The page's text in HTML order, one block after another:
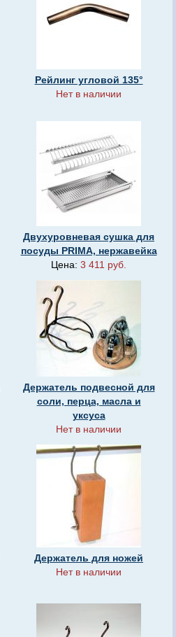
Рейлинг угловой 135°
Нет в наличии
Двухуровневая сушка для
посуды PRIMA, нержавейка
Цена: 3 411 руб.
Держатель подвесной для
соли, перца, масла и
уксуса
Нет в наличии
Держатель для ножей
Нет в наличии